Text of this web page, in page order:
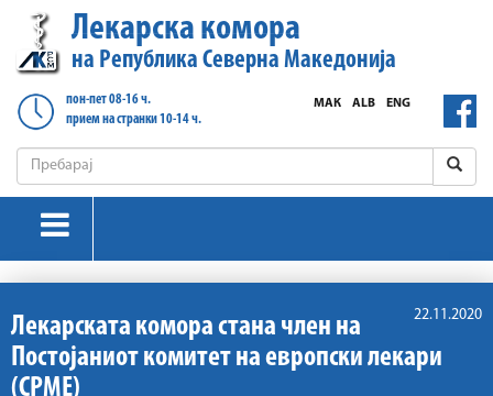
Лекарска комора
на Република Северна Македонија
пон-пет 08-16 ч.
прием на странки 10-14 ч.
ENG
ALB
МАК
22.11.2020
Лекарската комора стана член на
Постојаниот комитет на европски лекари
(CPME)